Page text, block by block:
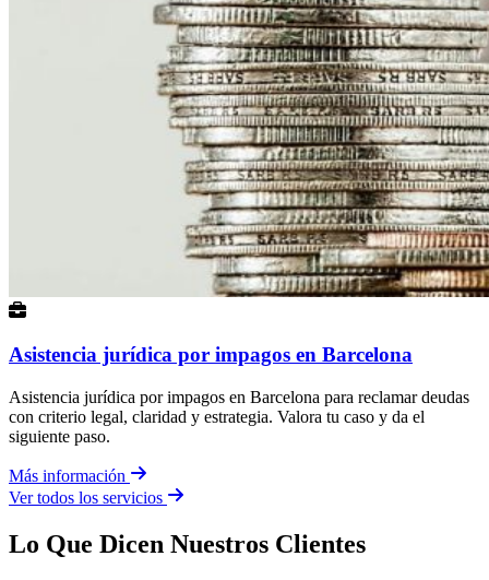
Asistencia jurídica por impagos en Barcelona
Asistencia jurídica por impagos en Barcelona para reclamar deudas
con criterio legal, claridad y estrategia. Valora tu caso y da el
siguiente paso.
Más información
Ver todos los servicios
Lo Que Dicen Nuestros Clientes